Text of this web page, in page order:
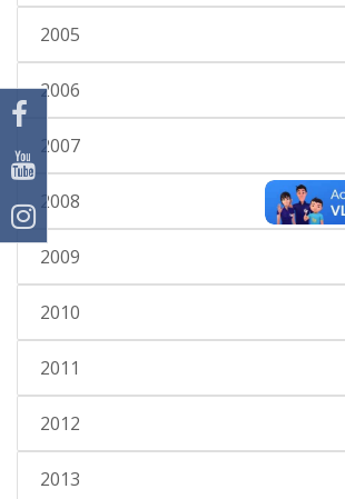
2005
2006
2007
2008
2009
2010
2011
2012
2013